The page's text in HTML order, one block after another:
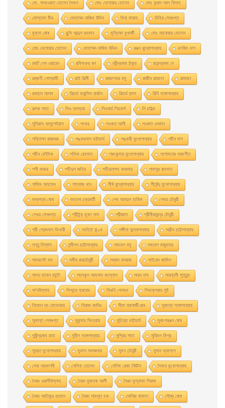
মাে. সাখাওয়াত হােসেন সৈকত মােঃ দেলােয়ার হােসেন মােঃ ফুয়াদ আল ফিদাহ
মােস্তফা মীর মােহাম্মদ নাজিম উদ্দিন মিনা ফারাহ মিহির সেনগুপ্ত
মুক্তা ঘোষ মুন্সি আব্দুল রহমান মৃত্তিকা মুখার্জী মোঃ আনোয়ার হোসেন
মোঃ দেলোয়ার হােসেন মোহাম্মদ নাজিম উদ্দিন রঞ্জন বন্দ্যোপাধ্যায় রণজিৎ দাশ
রবার্ট পেন ওয়ারেন রবিশংকর বল রবীন্দ্রনাথ ঠাকুর রমেন্দ্রনাথ দে
রম্যাণী গোস্বামী রাই শিল্পী রাজশেখর বসু রাজীব রায়হান রামায়ণ
রায়হান আলম রিচার্ড ফ্রান্সিস বারটন রিচার্ড হুগস রিনি গঙ্গোপাধ্যায়
রূপক সাহা লিও তলস্তয় লিওনার্ড স্মিথের্স লি চাইল্ড
লুসিয়াস আপুলেইয়াস শংকর শওকত আলী শওকত ওসমান
শক্তিপদ রাজগুরু শঙ্করলাল ভট্টাচার্য শঙ্করী মুখােপাধ্যায় শচীন দাশ
শচীন ভৌমিক শফিক রেহমান শরৎকুমার মুখোপাধ্যায় শলোমনের পরমগীত
শশী থারুর শহীদুল জহির শহীদুল্লাহ কায়সার শামসুর রাহমান
শামিম আহমেদ শাহবাজ খান শীর্ষ বন্দ্যোপাধ্যায় শীর্ষেন্দু মুখোপাধ্যায়
শুদ্ধসত্ব ঘোষ শুভদেব চক্রবর্তী শেখ আবদুল হাকিম শেখর চৌধুরী
শেখর সেনগুপ্ত শ্রীইন্দু ভূষণ দাস শ্রীজাত শ্রীনীরদচন্দ্র চৌধুরী
শ্রী প্রেমদাস ভিখারী সংহিতা কুণ্ড সঙ্গীতা বন্দ্যোপাধ্যায় সঞ্জীব চট্টোপাধ্যায়
সন্তু বিশ্বাস সন্দীপন চট্টোপাধ্যায় সমরেশ বসু সমরেশ মজুমদার
সমারসেট মম সমীর রায়চৌধুরী সম্বাদ রসরাজ সাইয়েদ জামিল
সাদত হাসান মান্টো সাদেকুল আহসান কল্লোল সায়ন দাস সায়ন্তনী পূততুন্ড
সা’দউল্লাহ সিগমন্ড ফ্রয়েড সিডনি শেলডন সিনক্লেয়ার লুই
সিমোন দ্য বোভোয়ার সিরাজ কাদির সীমা ব্যানার্জী-রায় সুকান্ত গঙ্গোপাধ্যায়
সুকান্ত সেনগুপ্ত সুকুমার সিংহরায় সুচিত্রা ভট্টাচার্য সুধাংশরঞ্জন ঘোষ
সুধীন্দ্রনাথ রাহা সুনীল গঙ্গোপাধ্যায় সুপ্রিয় সাহা সুবিমল মিশ্র
সুব্রত মুখোপাধ্যায় সুভাস সমাজদার সুমন চৌধুরী সুসান অ্যাশলে
সেবা প্রকাশনী সেলিনা হােসেন সেলিম রেজা নিউটন সৈকত মুখোপাধ্যায়
সৈয়দ ওয়ালীউল্লাহ সৈয়দ মুজতবা আলী সৈয়দ মুস্তাফা সিরাজ
সৈয়দ আতিকুর রহমান সৈয়দ শামসুল হক সোনিয়া কামাল সৌম্য ঘােষ